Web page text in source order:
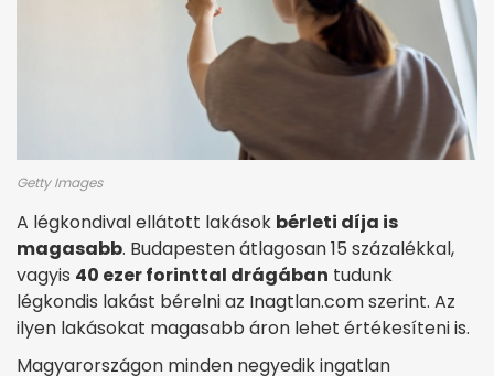
Getty Images
A légkondival ellátott lakások bérleti díja is
magasabb. Budapesten átlagosan 15 százalékkal,
vagyis 40 ezer forinttal drágában tudunk
légkondis lakást bérelni az Inagtlan.com szerint. Az
ilyen lakásokat magasabb áron lehet értékesíteni is.
Magyarországon minden negyedik ingatlan